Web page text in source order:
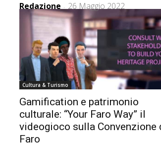
Redazione - 26 Maggio 2022
Cultura & Turismo
Gamification e patrimonio
culturale: “Your Faro Way” il
videogioco sulla Convenzione
Faro